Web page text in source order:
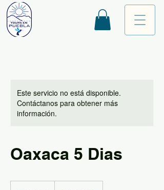
Este servicio no está disponible.
Contáctanos para obtener más
información.
Oaxaca 5 Dias